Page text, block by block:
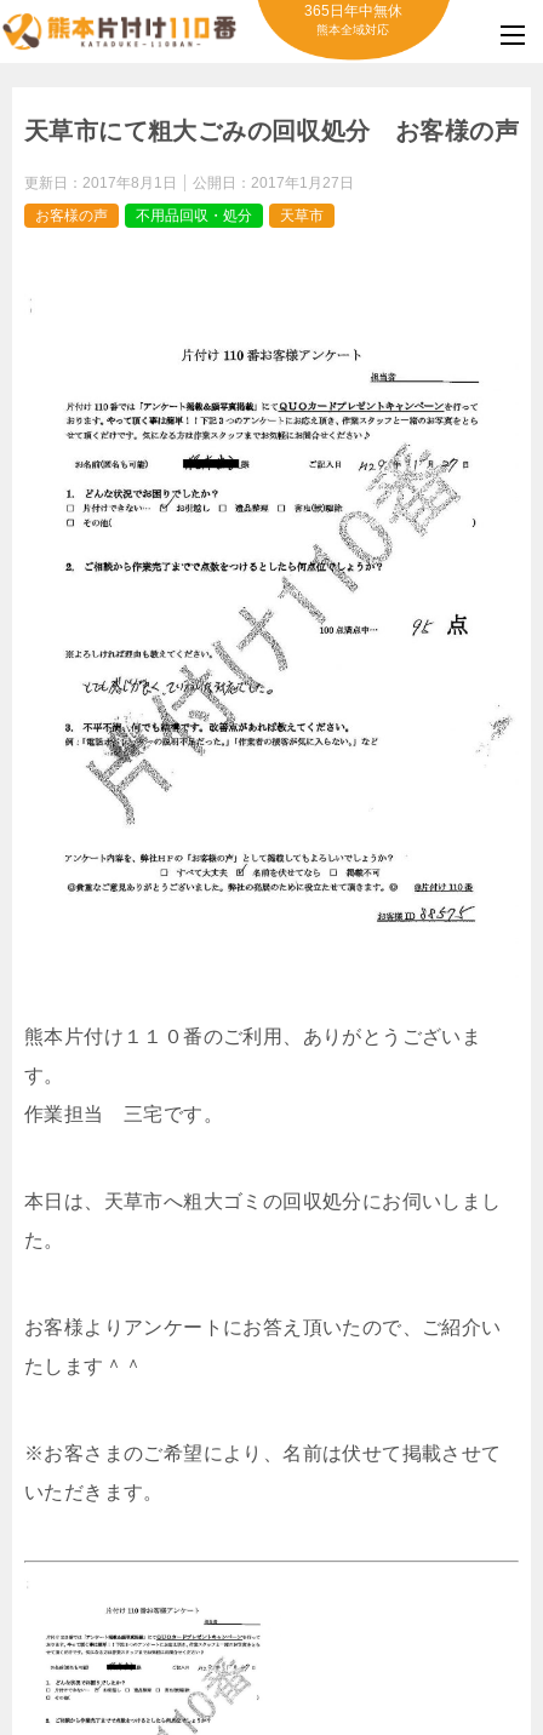
365日年中無休
熊本全域対応
天草市にて粗大ごみの回収処分 お客様の声
更新日： 2017年8月1日 公開日： 2017年1月27日
お客様の声
不用品回収・処分 天草市
熊本片付け１１０番のご利用、ありがとうございま
す。
作業担当 三宅です。
本日は、天草市へ粗大ゴミの回収処分にお伺いしまし
た。
お客様よりアンケートにお答え頂いたので、ご紹介い
たします＾＾
※お客さまのご希望により、名前は伏せて掲載させて
いただきます。